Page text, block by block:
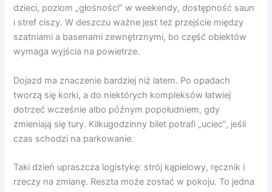
dzieci, poziom „głośności” w weekendy, dostępność saun
i stref ciszy. W deszczu ważne jest też przejście między
szatniami a basenami zewnętrznymi, bo część obiektów
wymaga wyjścia na powietrze.
Dojazd ma znaczenie bardziej niż latem. Po opadach
tworzą się korki, a do niektórych kompleksów łatwiej
dotrzeć wcześnie albo późnym popołudniem, gdy
zmieniają się tury. Kilkugodzinny bilet potrafi „uciec”, jeśli
czas schodzi na parkowanie.
Taki dzień upraszcza logistykę: strój kąpielowy, ręcznik i
rzeczy na zmianę. Reszta może zostać w pokoju. To jedna